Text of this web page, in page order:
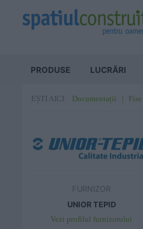
PRODUSE LUCRĂRI
EȘTI AICI: Documentații
FURNIZOR
UNIOR TEPID
Vezi profilul furnizorului